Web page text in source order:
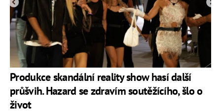
Produkce skandální reality show hasí další
průšvih. Hazard se zdravím soutěžícího, šlo o
život